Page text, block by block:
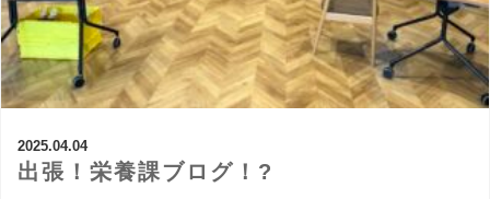
2025.04.04
出張！栄養課ブログ！?